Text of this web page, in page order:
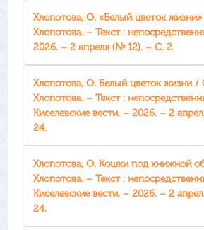
Хлопотова, О. «Белый цветок
Хлопотова. – Текст :
2026. – 2 апреля (№ 12). – С. 2.
Хлопотова, О. Белый цветок жизни /
Хлопотова. – Текст :
Киселевские вести. – 2026. – 2
24.
Хлопотова, О. Кошки под книжной
Хлопотова. – Текст :
Киселевские вести. – 2026. – 2
24.